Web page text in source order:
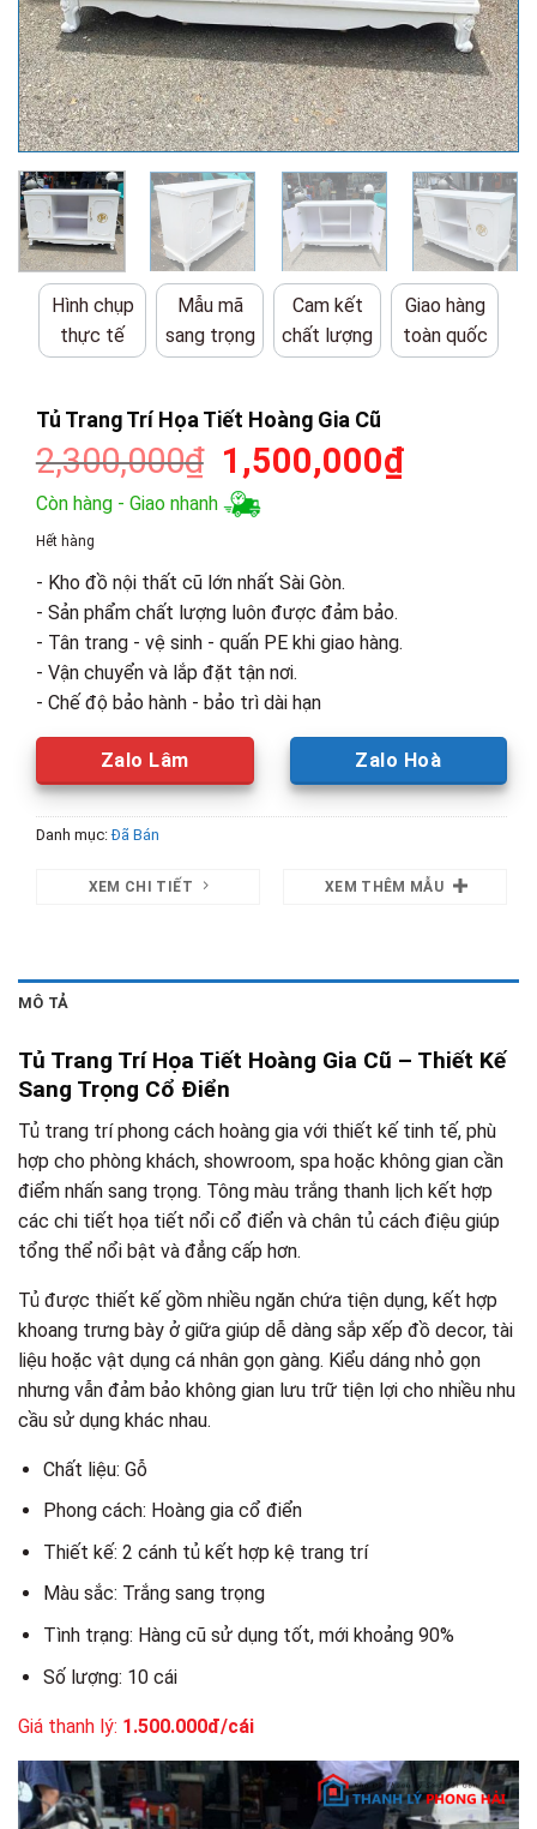
Hình chụp
thực tế
Mẫu mã
sang trọng
Cam kết
chất lượng
Giao hàng
toàn quốc
Tủ Trang Trí Họa Tiết Hoàng Gia Cũ
2,300,000₫ Giá
gốc
là:
1,500,000₫Giá
Còn hàng - Giao nhanh
Hết hàng
- Kho đồ nội thất cũ lớn nhất Sài Gòn.
- Sản phẩm chất lượng luôn được đảm bảo.
- Tân trang - vệ sinh - quấn PE khi giao hàng.
- Vận chuyển và lắp đặt tận nơi.
- Chế độ bảo hành - bảo trì dài hạn
Zalo Lâm Zalo Hoà
Danh mục:Đã Bán
XEM CHI TIẾT XEM THÊM MẪU
MÔ TẢ
Tủ Trang Trí Họa Tiết Hoàng Gia Cũ – Thiết Kế
Sang Trọng Cổ Điển
Tủ trang trí phong cách hoàng gia với thiết kế tinh tế, phù
hợp cho phòng khách, showroom, spa hoặc không gian cần
điểm nhấn sang trọng. Tông màu trắng thanh lịch kết hợp
các chi tiết họa tiết nổi cổ điển và chân tủ cách điệu giúp
tổng thể nổi bật và đẳng cấp hơn.
Tủ được thiết kế gồm nhiều ngăn chứa tiện dụng, kết hợp
khoang trưng bày ở giữa giúp dễ dàng sắp xếp đồ decor, tài
liệu hoặc vật dụng cá nhân gọn gàng. Kiểu dáng nhỏ gọn
nhưng vẫn đảm bảo không gian lưu trữ tiện lợi cho nhiều nhu
cầu sử dụng khác nhau.
Chất liệu: Gỗ
Phong cách: Hoàng gia cổ điển
Thiết kế: 2 cánh tủ kết hợp kệ trang trí
Màu sắc: Trắng sang trọng
Tình trạng: Hàng cũ sử dụng tốt, mới khoảng 90%
Số lượng: 10 cái
Giá thanh lý: 1.500.000đ/cái